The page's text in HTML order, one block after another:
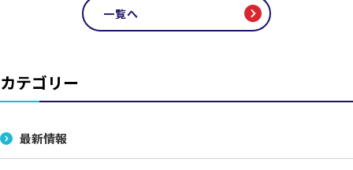
一覧へ
カテゴリー
最新情報